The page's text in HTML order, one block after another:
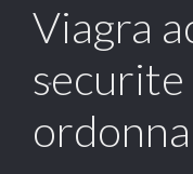
Viagra
securite
*